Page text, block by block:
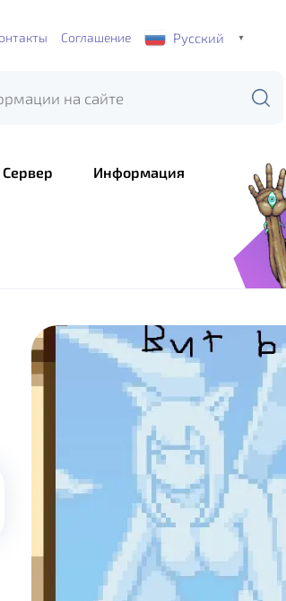
Соглашение Русский ▼
Сервер Информация